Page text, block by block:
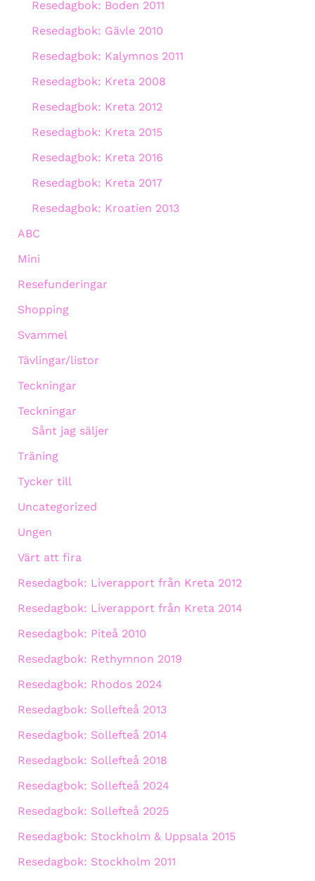
Resedagbok: Boden 2011
Resedagbok: Gävle 2010
Resedagbok: Kalymnos 2011
Resedagbok: Kreta 2008
Resedagbok: Kreta 2012
Resedagbok: Kreta 2015
Resedagbok: Kreta 2016
Resedagbok: Kreta 2017
Resedagbok: Kroatien 2013
ABC
Mini
Resefunderingar
Shopping
Svammel
Tävlingar/listor
Teckningar
Teckningar
Sånt jag säljer
Träning
Tycker till
Uncategorized
Ungen
Värt att fira
Resedagbok: Liverapport från Kreta 2012
Resedagbok: Liverapport från Kreta 2014
Resedagbok: Piteå 2010
Resedagbok: Rethymnon 2019
Resedagbok: Rhodos 2024
Resedagbok: Sollefteå 2013
Resedagbok: Sollefteå 2014
Resedagbok: Sollefteå 2018
Resedagbok: Sollefteå 2024
Resedagbok: Sollefteå 2025
Resedagbok: Stockholm & Uppsala 2015
Resedagbok: Stockholm 2011